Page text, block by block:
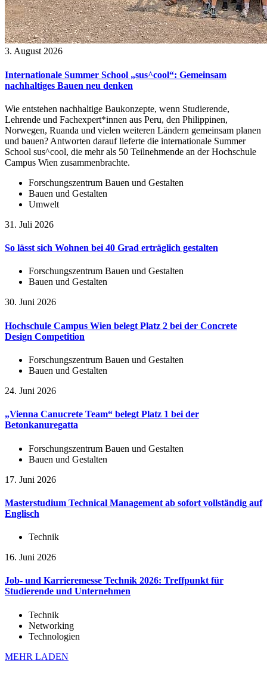
3. August 2026
Internationale Summer School „sus^cool“: Gemeinsam
nachhaltiges Bauen neu denken
Wie entstehen nachhaltige Baukonzepte, wenn Studierende,
Lehrende und Fachexpert*innen aus Peru, den Philippinen,
Norwegen, Ruanda und vielen weiteren Ländern gemeinsam planen
und bauen? Antworten darauf lieferte die internationale Summer
School sus^cool, die mehr als 50 Teilnehmende an der Hochschule
Campus Wien zusammenbrachte.
Forschungszentrum Bauen und Gestalten
Bauen und Gestalten
Umwelt
31. Juli 2026
So lässt sich Wohnen bei 40 Grad erträglich gestalten
Forschungszentrum Bauen und Gestalten
Bauen und Gestalten
30. Juni 2026
Hochschule Campus Wien belegt Platz 2 bei der Concrete
Design Competition
Forschungszentrum Bauen und Gestalten
Bauen und Gestalten
24. Juni 2026
„Vienna Canucrete Team“ belegt Platz 1 bei der
Betonkanuregatta
Forschungszentrum Bauen und Gestalten
Bauen und Gestalten
17. Juni 2026
Masterstudium Technical Management ab sofort vollständig auf
Englisch
Technik
16. Juni 2026
Job- und Karrieremesse Technik 2026: Treffpunkt für
Studierende und Unternehmen
Technik
Networking
Technologien
MEHR LADEN